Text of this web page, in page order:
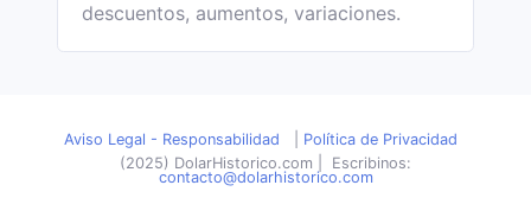
descuentos, aumentos, variaciones.
Aviso Legal - Responsabilidad
Política de Privacidad
(2025) DolarHistorico.com
Escribinos:
contacto@dolarhistorico.com